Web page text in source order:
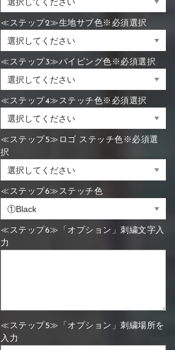
≪ステップ2≫生地サブ色※必須選択
≪ステップ3≫パイピング色※必須選択
≪ステップ4≫ステッチ色※必須選択
≪ステップ5≫ロゴ ステッチ色※必須選
択
≪ステップ6≫ステッチ色
≪ステップ6≫「オプション」刺繍文字入
力
≪ステップ5≫「オプション」刺繍場所を
入力